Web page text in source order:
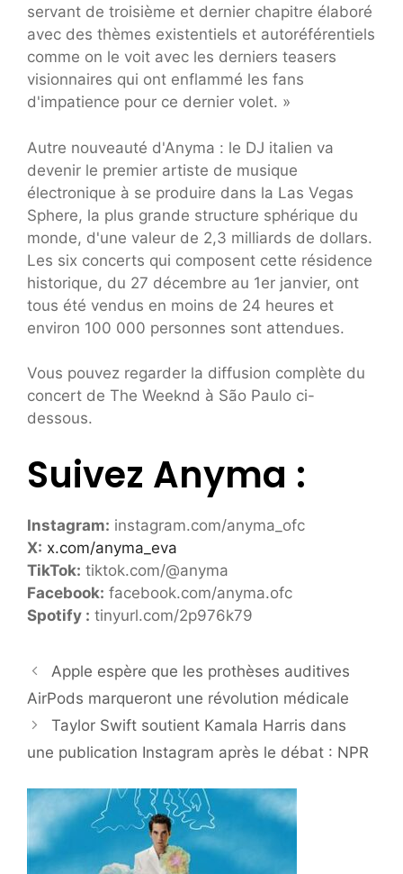
servant de troisième et dernier chapitre élaboré
avec des thèmes existentiels et autoréférentiels
comme on le voit avec les derniers teasers
visionnaires qui ont enflammé les fans
d'impatience pour ce dernier volet. »
Autre nouveauté d'Anyma : le DJ italien va
devenir le premier artiste de musique
électronique à se produire dans la Las Vegas
Sphere, la plus grande structure sphérique du
monde, d'une valeur de 2,3 milliards de dollars.
Les six concerts qui composent cette résidence
historique, du 27 décembre au 1er janvier, ont
tous été vendus en moins de 24 heures et
environ 100 000 personnes sont attendues.
Vous pouvez regarder la diffusion complète du
concert de The Weeknd à São Paulo ci-
dessous.
Suivez Anyma :
Instagram: instagram.com/anyma_ofc
X: x.com/anyma_eva
TikTok: tiktok.com/@anyma
Facebook: facebook.com/anyma.ofc
Spotify : tinyurl.com/2p976k79
Apple espère que les prothèses auditives
AirPods marqueront une révolution médicale
Taylor Swift soutient Kamala Harris dans
une publication Instagram après le débat : NPR